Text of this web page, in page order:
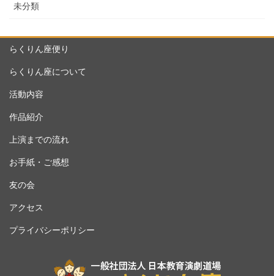
未分類
らくりん座便り
らくりん座について
活動内容
作品紹介
上演までの流れ
お手紙・ご感想
友の会
アクセス
プライバシーポリシー